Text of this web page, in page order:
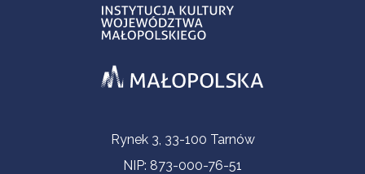
Informacje kontaktoweRynek 3, 33-100 Tarnów
NIP: 873-000-76-51